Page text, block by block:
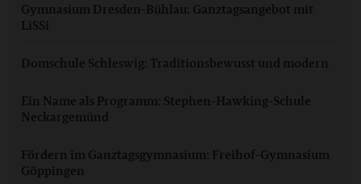
Gymnasium Dresden-Bühlau: Ganztagsangebot mit
LiSSi
Domschule Schleswig: Traditionsbewusst und modern
Ein Name als Programm: Stephen-Hawking-Schule
Neckargemünd
Fördern im Ganztagsgymnasium: Freihof-Gymnasium
Göppingen